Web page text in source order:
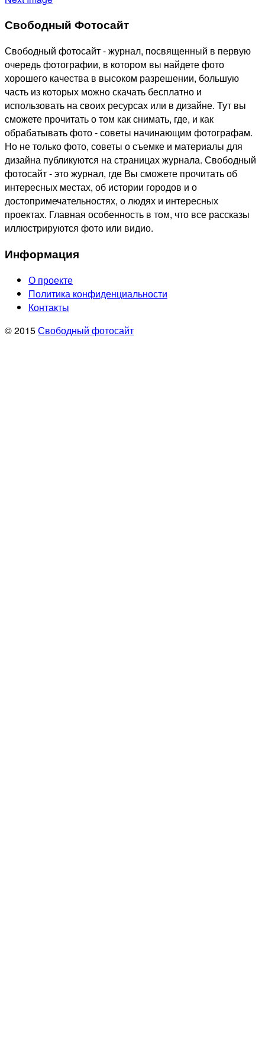
Свободный Фотосайт
Свободный фотосайт - журнал, посвященный в первую
очередь фотографии, в котором вы найдете фото
хорошего качества в высоком разрешении, большую
часть из которых можно скачать бесплатно и
использовать на своих ресурсах или в дизайне. Тут вы
сможете прочитать о том как снимать, где, и как
обрабатывать фото - советы начинающим фотографам.
Но не только фото, советы о съемке и материалы для
дизайна публикуются на страницах журнала. Свободный
фотосайт - это журнал, где Вы сможете прочитать об
интересных местах, об истории городов и о
достопримечательностях, о людях и интересных
проектах. Главная особенность в том, что все рассказы
иллюстрируются фото или видио.
Информация
О проекте
Политика конфиденциальности
Контакты
© 2015Свободный фотосайт